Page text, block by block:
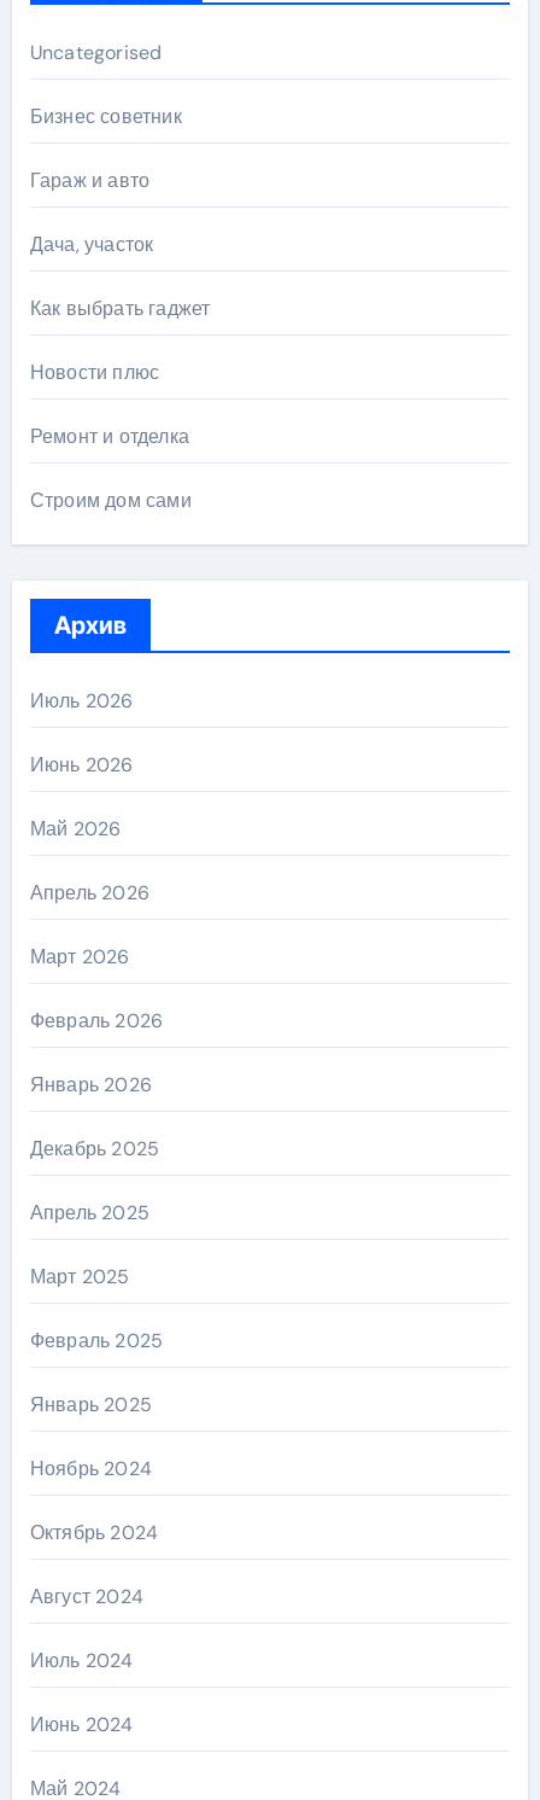
Uncategorised
Бизнес советник
Гараж и авто
Дача, участок
Как выбрать гаджет
Новости плюс
Ремонт и отделка
Строим дом сами
Архив
Июль 2026
Июнь 2026
Май 2026
Апрель 2026
Март 2026
Февраль 2026
Январь 2026
Декабрь 2025
Апрель 2025
Март 2025
Февраль 2025
Январь 2025
Ноябрь 2024
Октябрь 2024
Август 2024
Июль 2024
Июнь 2024
Май 2024